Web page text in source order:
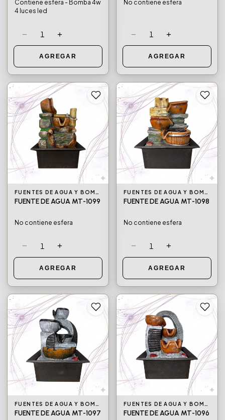
Contiene esfera - Bomba 4w
4 luces led
− 1 +
AGREGAR
No contiene esfera
− 1 +
AGREGAR
FUENTES DE AGUA Y BOMBAS DE AGUA
FUENTE DE AGUA MT-1099
No contiene esfera
− 1 +
AGREGAR
FUENTES DE AGUA Y BOMBAS DE AGUA
FUENTE DE AGUA MT-1098
No contiene esfera
− 1 +
AGREGAR
FUENTES DE AGUA Y BOMBAS DE AGUA
FUENTE DE AGUA MT-1097
FUENTES DE AGUA Y BOMBAS DE AGUA
FUENTE DE AGUA MT-1096